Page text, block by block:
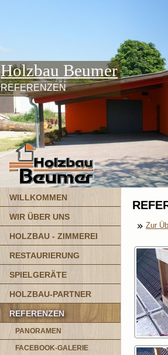
Holzbau Beumer
REFERENZEN
WILLKOMMEN
WIR ÜBER UNS
HOLZBAU - ZIMMEREI
RESTAURIERUNG
SPIELGERÄTE
HOLZBAU-PARTNER
REFERENZEN
PANORAMEN
FACEBOOK-GALERIE
Zur